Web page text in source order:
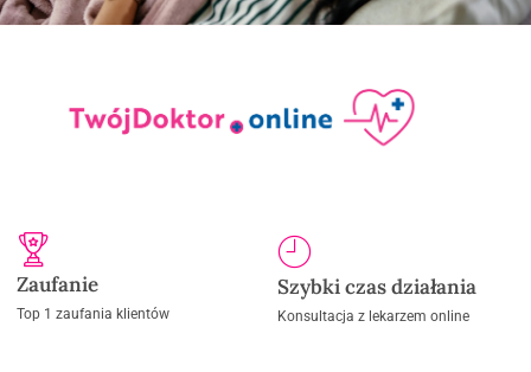
Zaufanie
Top 1 zaufania klientów
Szybki czas działania
Konsultacja z lekarzem online